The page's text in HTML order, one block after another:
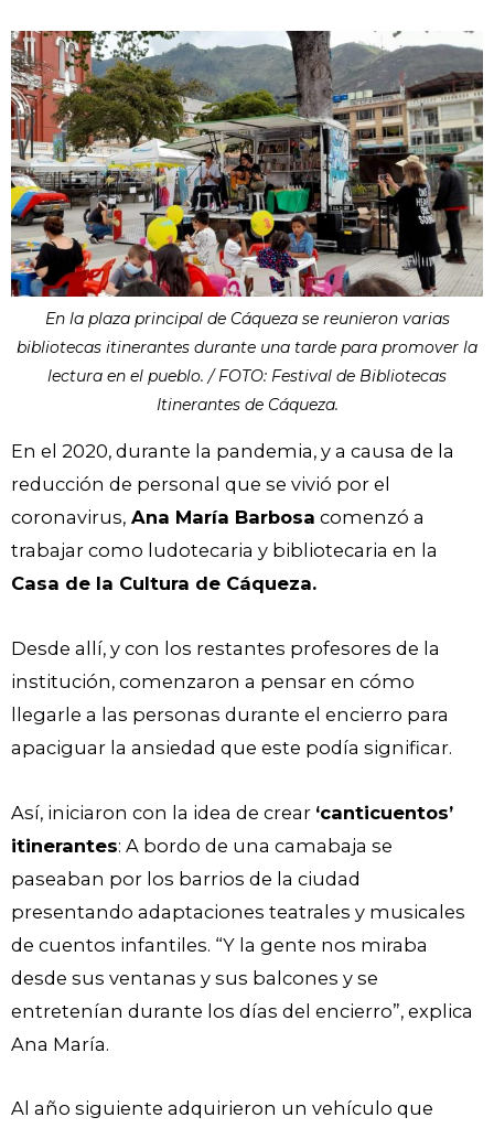
En la plaza principal de Cáqueza se reunieron varias
bibliotecas itinerantes durante una tarde para promover la
lectura en el pueblo. / FOTO: Festival de Bibliotecas
Itinerantes de Cáqueza.
En el 2020, durante la pandemia, y a causa de la
reducción de personal que se vivió por el
coronavirus, Ana María Barbosa comenzó a
trabajar como ludotecaria y bibliotecaria en la
Casa de la Cultura de Cáqueza.
Desde allí, y con los restantes profesores de la
institución, comenzaron a pensar en cómo
llegarle a las personas durante el encierro para
apaciguar la ansiedad que este podía significar.
Así, iniciaron con la idea de crear ‘canticuentos’
itinerantes: A bordo de una camabaja se
paseaban por los barrios de la ciudad
presentando adaptaciones teatrales y musicales
de cuentos infantiles. “Y la gente nos miraba
desde sus ventanas y sus balcones y se
entretenían durante los días del encierro”, explica
Ana María.
Al año siguiente adquirieron un vehículo que